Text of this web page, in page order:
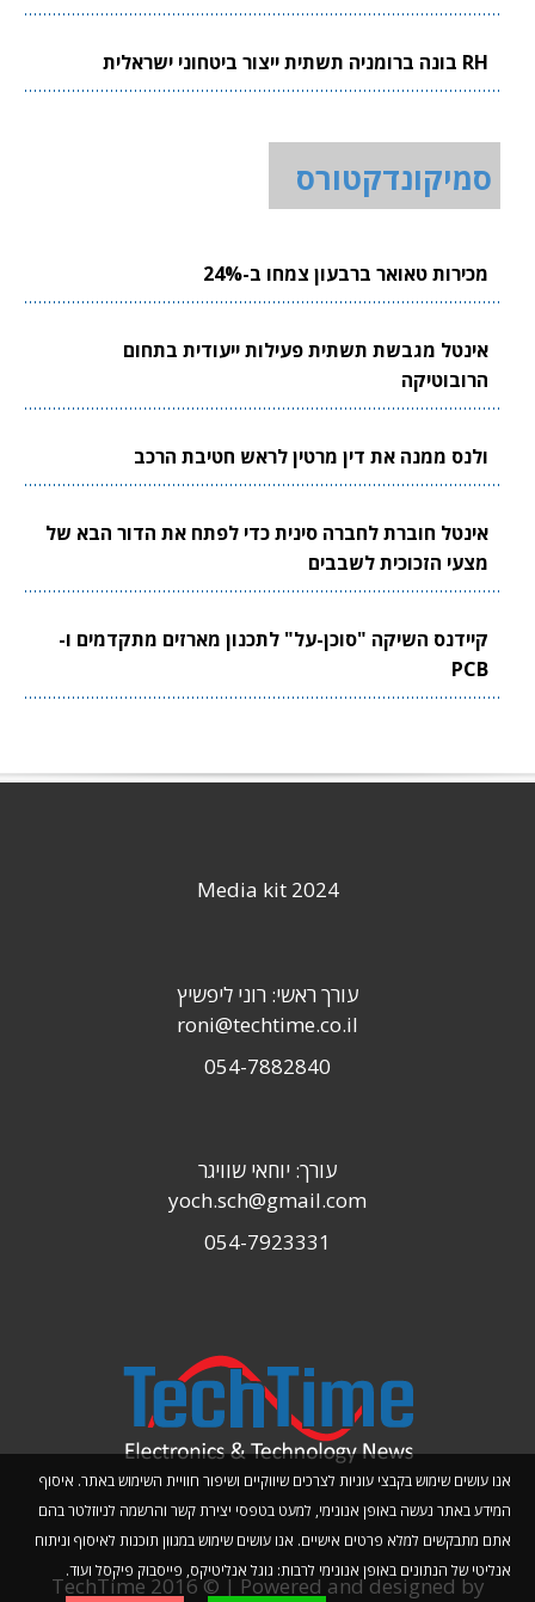
RH בונה ברומניה תשתית ייצור ביטחוני ישראלית
סמיקונדקטורס
מכירות טאואר ברבעון צמחו ב-24%
אינטל מגבשת תשתית פעילות ייעודית בתחום
הרובוטיקה
ולנס ממנה את דין מרטין לראש חטיבת הרכב
אינטל חוברת לחברה סינית כדי לפתח את הדור הבא של
מצעי הזכוכית לשבבים
קיידנס השיקה "סוכן-על" לתכנון מארזים מתקדמים ו-
PCB
אנו עושים שימוש בקבצי עוגיות לצרכים שיווקיים ושיפור חוויית השימוש באתר. איסוף
המידע באתר נעשה באופן אנונימי, למעט בטפסי יצירת קשר והרשמה לניוזלטר בהם
אתם מתבקשים למלא פרטים אישיים. אנו עושים שימוש במגוון תוכנות לאיסוף וניתוח
אנליטי של הנתונים באופן אנונימי לרבות: גוגל אנליטיקס, פייסבוק פיקסל ועוד.
Media kit 2024
עורך ראשי: רוני ליפשיץ
roni@techtime.co.il
054-7882840
עורך: יוחאי שוויגר
yoch.sch@gmail.com
054-7923331
TechTime 2016 © | Powered and designed by